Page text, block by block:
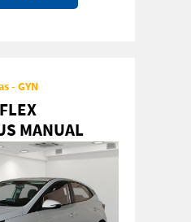
- GYN
MANUAL